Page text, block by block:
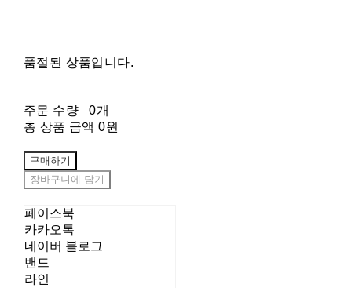
품절된 상품입니다.
주문 수량
0개
총 상품 금액 0원
구매하기
장바구니에 담기
페이스북
카카오톡
네이버 블로그
밴드
라인